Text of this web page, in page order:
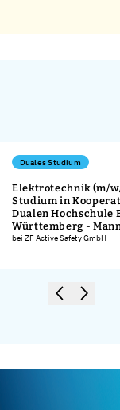
Duales Studium
Elektrotechnik (m/
Studium in
Dualen Hochschule
Württemberg -
bei ZF Active Safety GmbH